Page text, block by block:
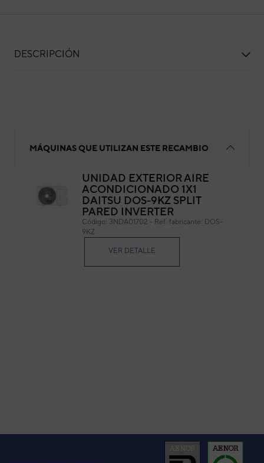
DESCRIPCIÓN
MÁQUINAS QUE UTILIZAN ESTE RECAMBIO
UNIDAD EXTERIOR AIRE
ACONDICIONADO 1X1
DAITSU DOS-9KZ SPLIT
PARED INVERTER
Código: 3NDA01702 - Ref. fabricante: DOS-
9KZ
VER DETALLE